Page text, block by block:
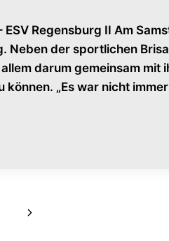
Regensburg II Am
Neben der sportlichen
darum gemeinsam mit
„Es war nicht
Nächste